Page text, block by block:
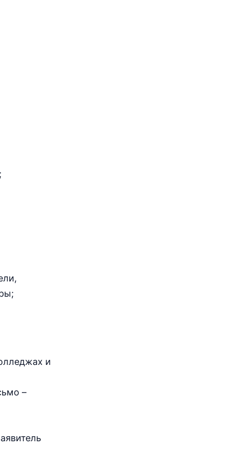
и
–